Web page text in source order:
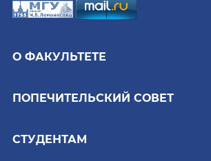
О ФАКУЛЬТЕТЕ
ПОПЕЧИТЕЛЬСКИЙ СОВЕТ
СТУДЕНТАМ